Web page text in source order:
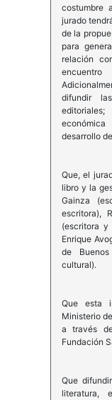
costumbre
jurado
de la
para
relación
difundir
desarrollo
Que, el
libro y la
Gainza
escritora),
(escritora
Enrique
de
cultural).
Que esta
Ministerio
a través
Fundación
Que
literatura,